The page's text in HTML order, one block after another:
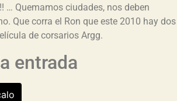
… Quemamos ciudades, nos deben
Que corra el Ron que este 2010 hay dos
de corsarios Argg.
entrada